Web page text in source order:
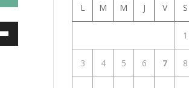
L M M J V S
1
3 4 5 6 7 8